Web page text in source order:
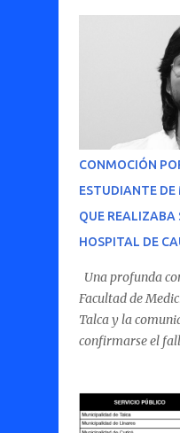
CONMOCIÓN
ESTUDIANTE
QUE REALIZABA
HOSPITAL DE
Una profunda
Facultad de
Talca y la
confirmarse el
Cauquenes. De
conocidos, el